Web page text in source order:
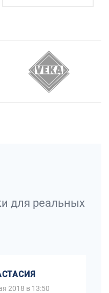
для реальных
2018 в 13:50